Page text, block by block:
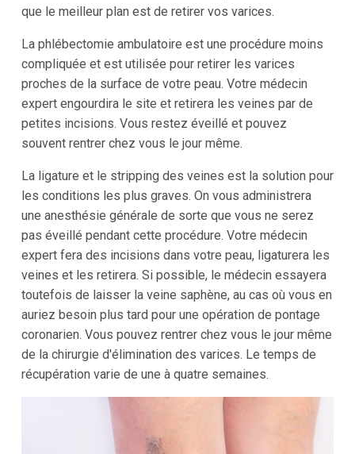
que le meilleur plan est de retirer vos varices.
La phlébectomie ambulatoire est une procédure moins
compliquée et est utilisée pour retirer les varices
proches de la surface de votre peau. Votre médecin
expert engourdira le site et retirera les veines par de
petites incisions. Vous restez éveillé et pouvez
souvent rentrer chez vous le jour même.
La ligature et le stripping des veines est la solution pour
les conditions les plus graves. On vous administrera
une anesthésie générale de sorte que vous ne serez
pas éveillé pendant cette procédure. Votre médecin
expert fera des incisions dans votre peau, ligaturera les
veines et les retirera. Si possible, le médecin essayera
toutefois de laisser la veine saphène, au cas où vous en
auriez besoin plus tard pour une opération de pontage
coronarien. Vous pouvez rentrer chez vous le jour même
de la chirurgie d'élimination des varices. Le temps de
récupération varie de une à quatre semaines.